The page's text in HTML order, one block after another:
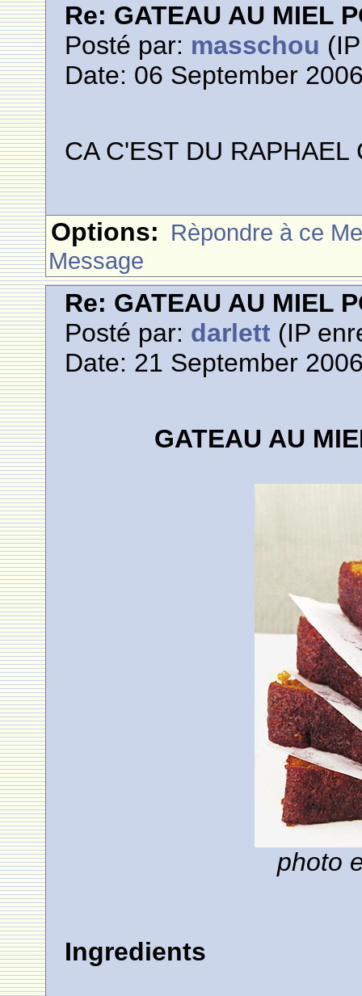
Re: GATEAU AU MIEL
Posté par: masschou
Date: 06 September
CA C'EST DU
Options: Rèpondre à ce
Message
Re: GATEAU AU MIEL
Posté par: darlett (IP
Date: 21 September
GATEAU AU
photo
Ingredients